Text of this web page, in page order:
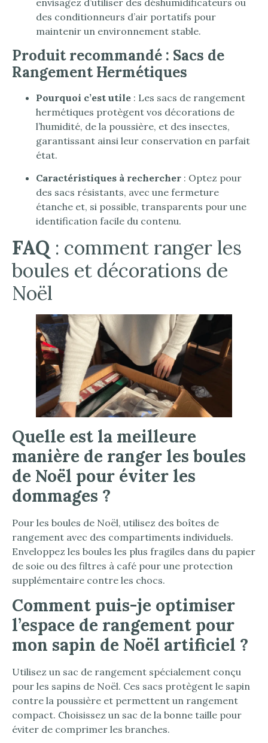
envisagez d’utiliser des déshumidificateurs ou
des conditionneurs d’air portatifs pour
maintenir un environnement stable.
Produit recommandé : Sacs de
Rangement Hermétiques
Pourquoi c’est utile : Les sacs de rangement
hermétiques protègent vos décorations de
l’humidité, de la poussière, et des insectes,
garantissant ainsi leur conservation en parfait
état.
Caractéristiques à rechercher : Optez pour
des sacs résistants, avec une fermeture
étanche et, si possible, transparents pour une
identification facile du contenu.
FAQ : comment ranger les
boules et décorations de
Noël
Quelle est la meilleure
manière de ranger les boules
de Noël pour éviter les
dommages ?
Pour les boules de Noël, utilisez des boîtes de
rangement avec des compartiments individuels.
Enveloppez les boules les plus fragiles dans du papier
de soie ou des filtres à café pour une protection
supplémentaire contre les chocs.
Comment puis-je optimiser
l’espace de rangement pour
mon sapin de Noël artificiel ?
Utilisez un sac de rangement spécialement conçu
pour les sapins de Noël. Ces sacs protègent le sapin
contre la poussière et permettent un rangement
compact. Choisissez un sac de la bonne taille pour
éviter de comprimer les branches.